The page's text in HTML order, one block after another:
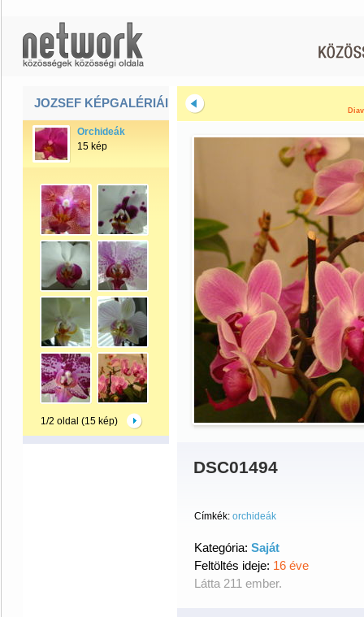
JOZSEF KÉPGALÉRIÁI
Orchideák
15 kép
1/2 oldal (15 kép)
DSC01494
Címkék: orchideák
Kategória: Saját
Feltöltés ideje: 16 éve
Látta 211 ember.